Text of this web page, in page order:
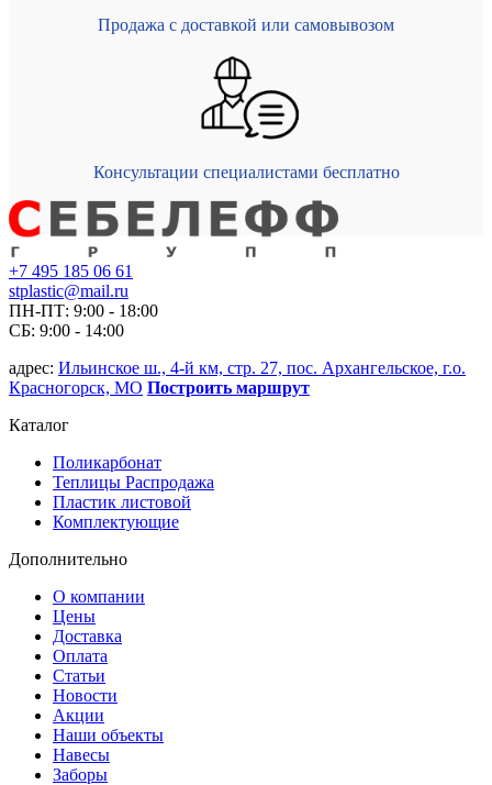
Продажа с доставкой или самовывозом
Консультации специалистами бесплатно
+7 495 185 06 61
stplastic@mail.ru
ПН-ПТ: 9:00 - 18:00
СБ: 9:00 - 14:00
адрес: Ильинское ш., 4-й км, стр. 27, пос. Архангельское, г.о.
Красногорск, МО Построить маршрут
Каталог
Поликарбонат
Теплицы Распродажа
Пластик листовой
Комплектующие
Дополнительно
О компании
Цены
Доставка
Оплата
Статьи
Новости
Акции
Наши объекты
Навесы
Заборы